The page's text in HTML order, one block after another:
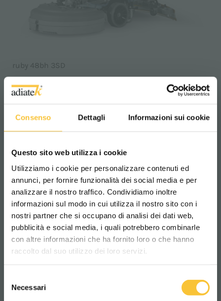
Consenso Dettagli Informazioni sui cookie
Questo sito web utilizza i cookie
Utilizziamo i cookie per personalizzare contenuti ed
annunci, per fornire funzionalità dei social media e per
analizzare il nostro traffico. Condividiamo inoltre
informazioni sul modo in cui utilizza il nostro sito con i
nostri partner che si occupano di analisi dei dati web,
pubblicità e social media, i quali potrebbero combinarle
con altre informazioni che ha fornito loro o che hanno
raccolto dal suo utilizzo dei loro servizi.
delNecessari
ruby 48bh 3SD
Scegli il paese in cui ti trovi e la tua
lingua per una migliore esperienza di
navigazione